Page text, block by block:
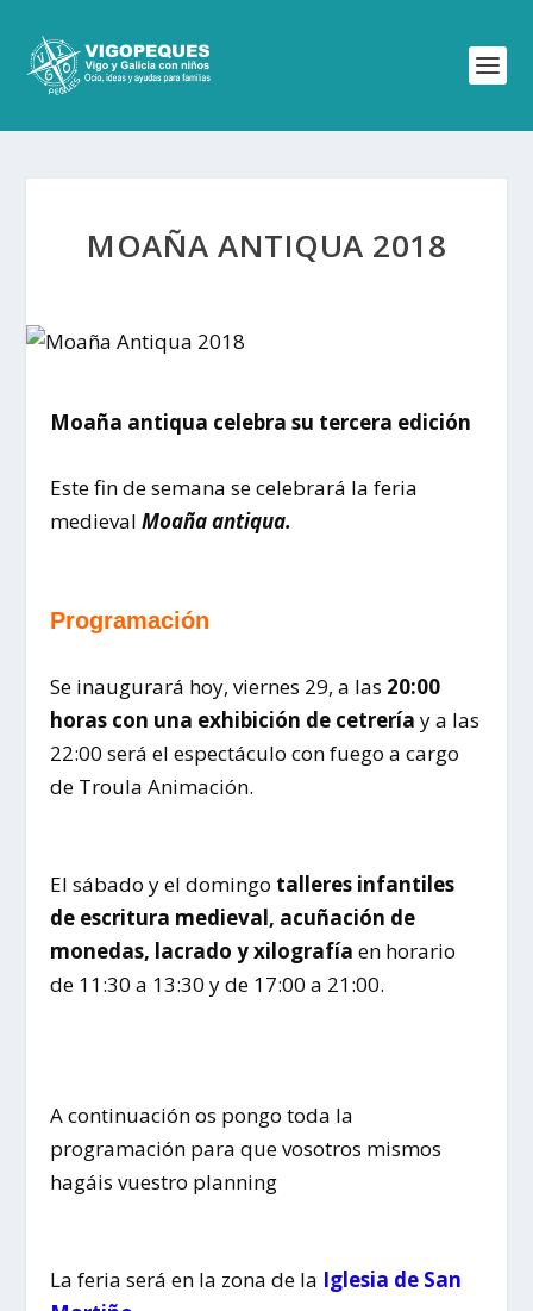
MOAÑA ANTIQUA 2018
Moaña antiqua celebra su tercera edición
Este fin de semana se celebrará la feria
medievalMoaña antiqua.
Programación
Se inaugurará hoy, viernes 29, a las 20:00
horas con una exhibición de cetrería y a las
22:00 será el espectáculo con fuego a cargo
de Troula Animación.
El sábado y el domingo talleres infantiles
de escritura medieval, acuñación de
monedas, lacrado y xilografía en horario
de 11:30 a 13:30 y de 17:00 a 21:00.
A continuación os pongo toda la
programación para que vosotros mismos
hagáis vuestro planning
La feria será en la zona de la Iglesia de San